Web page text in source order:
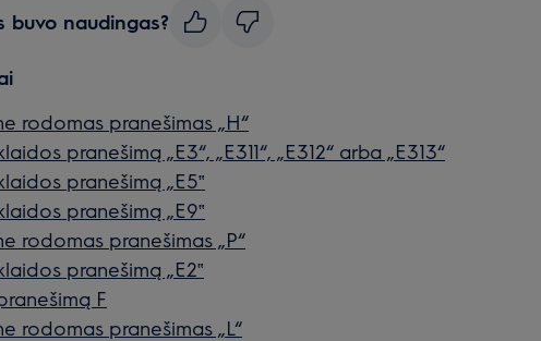
buvo naudingas?
rodomas pranešimas „H“
pranešimą „E3“, „E311“, „E312“ arba „E313“
pranešimą „E5‟
pranešimą „E9‟
rodomas pranešimas „P“
pranešimą „E2‟
F
rodomas pranešimas „L“